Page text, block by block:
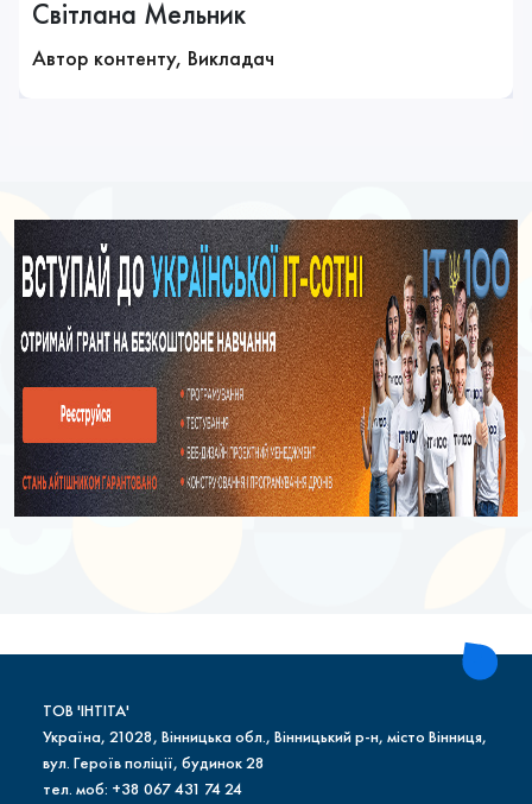
Cвітлана Мельник
Автор контенту, Викладач
ТОВ 'ІНТІТА'
Україна, 21028, Вінницька обл., Вінницький р-н, місто Вінниця,
вул. Героїв поліції, будинок 28
тел. моб: +38 067 431 74 24